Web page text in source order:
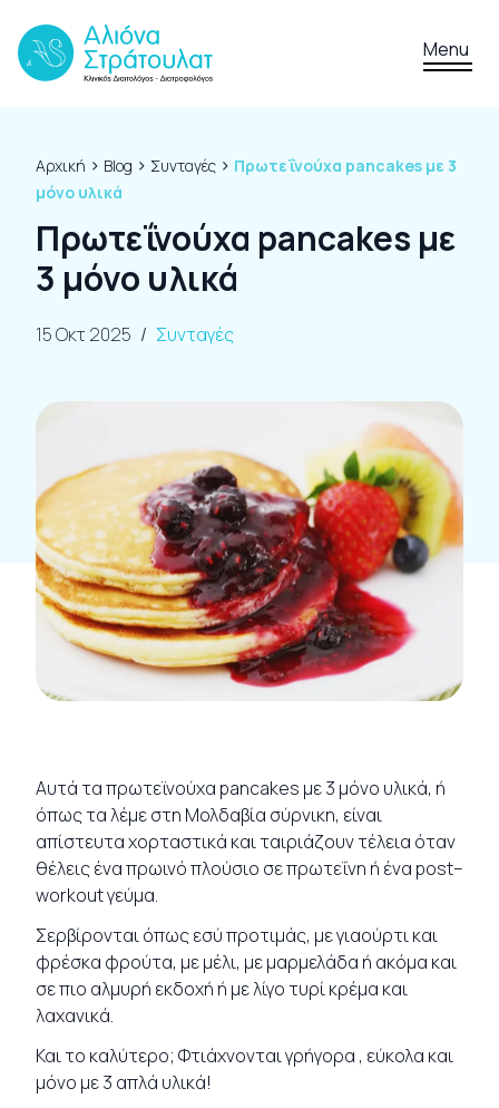
Menu
Αρχική › Blog › Συνταγές › Πρωτεΐνούχα pancakes με 3
μόνο υλικά
Πρωτεΐνούχα pancakes με
3 μόνο υλικά
15 Οκτ 2025 / Συνταγές
Αυτά τα πρωτεϊνούχα pancakes με 3 μόνο υλικά, ή
όπως τα λέμε στη Μολδαβία σύρνικη, είναι
απίστευτα χορταστικά και ταιριάζουν τέλεια όταν
θέλεις ένα πρωινό πλούσιο σε πρωτεΐνη ή ένα post–
workout γεύμα.
Σερβίρονται όπως εσύ προτιμάς, με γιαούρτι και
φρέσκα φρούτα, με μέλι, με μαρμελάδα ή ακόμα και
σε πιο αλμυρή εκδοχή ή με λίγο τυρί κρέμα και
λαχανικά.
Και το καλύτερο; Φτιάχνονται γρήγορα , εύκολα και
μόνο με 3 απλά υλικά!